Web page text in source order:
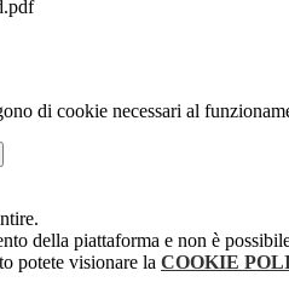
di cookie necessari al
della piattaforma e non è
potete visionare la COOKIE